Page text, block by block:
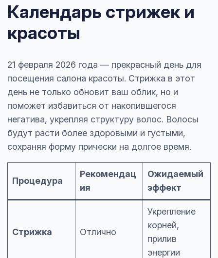
Календарь стрижек и
красоты
21 февраля 2026 года — прекрасный день для
посещения салона красоты. Стрижка в этот
день не только обновит ваш облик, но и
поможет избавиться от накопившегося
негатива, укрепляя структуру волос. Волосы
будут расти более здоровыми и густыми,
сохраняя форму прически на долгое время.
Процедура
Рекомендац
ия
Ожидаемый
эффект
Стрижка Отлично
Укрепление
корней,
прилив
энергии